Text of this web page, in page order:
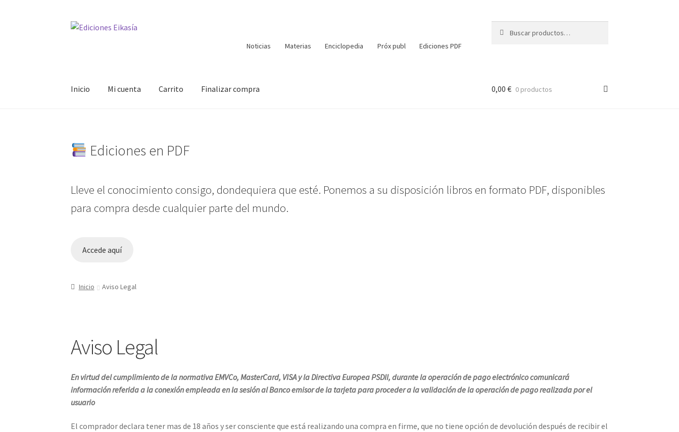
Ir
Ir
Noticias Materias Enciclopedia Próx publ Ediciones PDF
por:
Inicio Mi cuenta Carrito Finalizar compra 0,00 € 0 productos
Ediciones en PDF
Lleve el conocimiento consigo, dondequiera que esté. Ponemos a su disposición libros en formato PDF, disponibles
para compra desde cualquier parte del mundo.
Accede aquí
Inicio Aviso Legal
Aviso Legal
En virtud del cumplimiento de la normativa EMVCo, MasterCard, VISA y la Directiva Europea PSDII, durante la operación de pago electrónico comunicará
información referida a la conexión empleada en la sesión al Banco emisor de la tarjeta para proceder a la validación de la operación de pago realizada por el
usuario
El comprador declara tener mas de 18 años y ser consciente que está realizando una compra en firme, que no tiene opción de devolución después de recibir el